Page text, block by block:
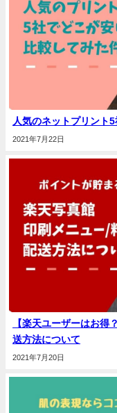
人気のネットプリント
2021年7月22日
【楽天ユーザーはお得
送方法について
2021年7月20日